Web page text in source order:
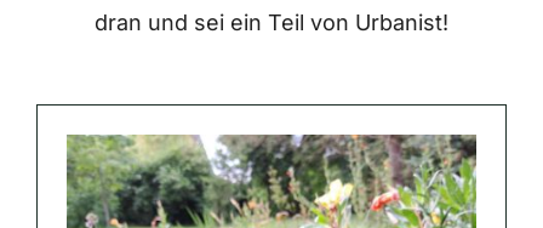
dran und sei ein Teil von Urbanist!